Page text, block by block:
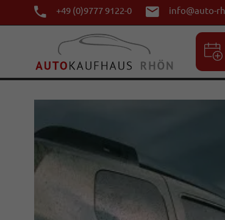
+49 (0)9777 9122-0 info@auto-